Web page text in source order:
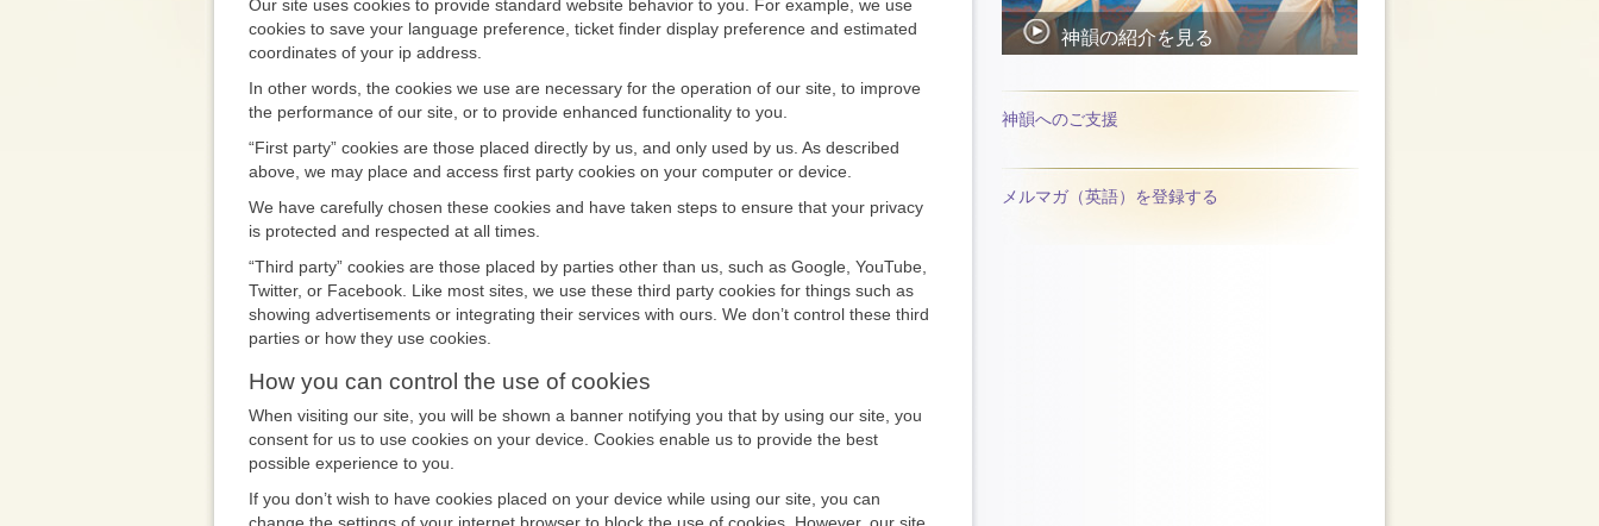
Our site uses cookies to provide standard website behavior to you. For example, we use
cookies to save your language preference, ticket finder display preference and estimated
coordinates of your ip address.
In other words, the cookies we use are necessary for the operation of our site, to improve
the performance of our site, or to provide enhanced functionality to you.
“First party” cookies are those placed directly by us, and only used by us. As described
above, we may place and access first party cookies on your computer or device.
We have carefully chosen these cookies and have taken steps to ensure that your privacy
is protected and respected at all times.
“Third party” cookies are those placed by parties other than us, such as Google, YouTube,
Twitter, or Facebook. Like most sites, we use these third party cookies for things such as
showing advertisements or integrating their services with ours. We don’t control these third
parties or how they use cookies.
How you can control the use of cookies
When visiting our site, you will be shown a banner notifying you that by using our site, you
consent for us to use cookies on your device. Cookies enable us to provide the best
possible experience to you.
If you don’t wish to have cookies placed on your device while using our site, you can
change the settings of your internet browser to block the use of cookies. However, our site
神韻の紹介を見る
神韻へのご支援
メルマガ（英語）を登録する